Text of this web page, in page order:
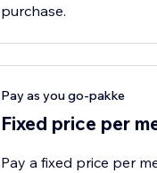
purchase.
Pay as you go-pakke
Fixed price per
Pay a fixed price per